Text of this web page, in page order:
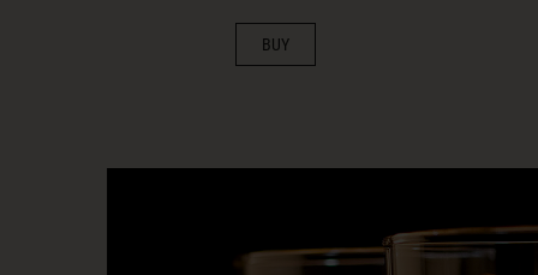
BUY